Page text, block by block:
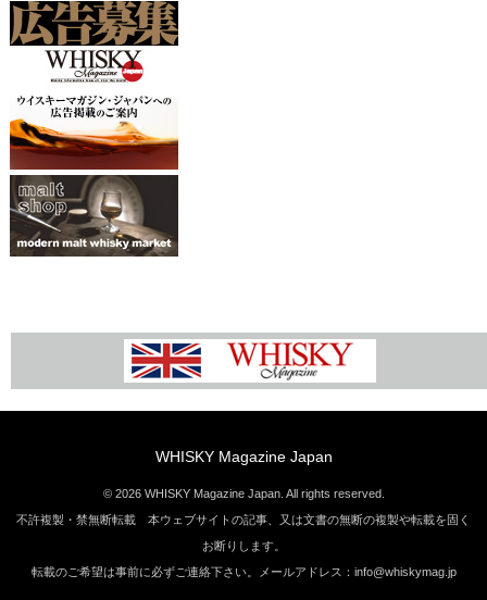
WHISKY Magazine Japan
© 2026 WHISKY Magazine Japan. All rights reserved.
不許複製・禁無断転載 本ウェブサイトの記事、又は文書の無断の複製や転載を固く
お断りします。
転載のご希望は事前に必ずご連絡下さい。メールアドレス：info@whiskymag.jp